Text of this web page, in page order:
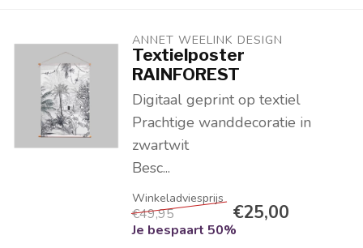
ANNET WEELINK DESIGN
Textielposter
RAINFOREST
Digitaal geprint op textiel
Prachtige wanddecoratie in
zwartwit
Besc...
€49,95 €25,00
Je bespaart 50%